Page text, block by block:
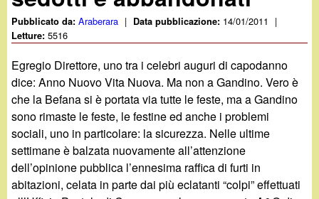
.
g
a
n
d
i
r
i
c
e
r
c
Pubblicato da:Araberara | Data pubblicazione: 14/01/2011 |
Letture:5516
Egregio Direttore, uno tra i celebri auguri di capodanno
dice: Anno Nuovo Vita Nuova. Ma non a Gandino. Vero è
che la Befana si è portata via tutte le feste, ma a Gandino
sono rimaste le feste, le festine ed anche i problemi
sociali, uno in particolare: la sicurezza. Nelle ultime
settimane è balzata nuovamente all’attenzione
dell’opinione pubblica l’ennesima raffica di furti in
abitazioni, celata in parte dai più eclatanti “colpi” effettuati